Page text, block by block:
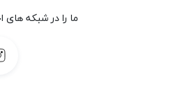
ما را در شبکه های